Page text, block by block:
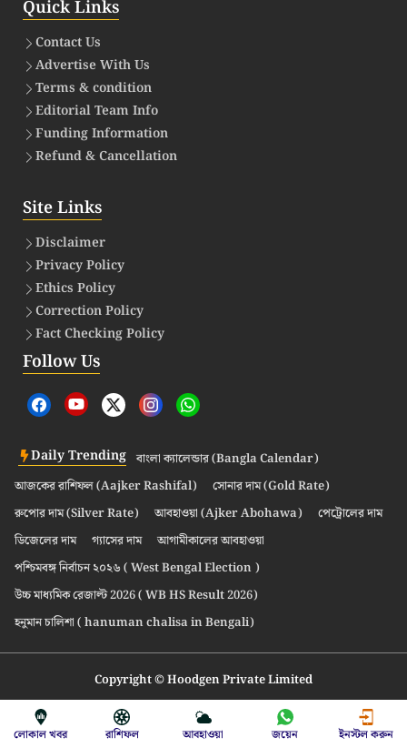
Quick Links
Contact Us
Advertise With Us
Terms & condition
Editorial Team Info
Funding Information
Refund & Cancellation
Site Links
Disclaimer
Privacy Policy
Ethics Policy
Correction Policy
Fact Checking Policy
Follow Us
Daily Trending বাংলা ক্যালেন্ডার (Bangla Calendar)
আজকের রাশিফল (Aajker Rashifal)
সোনার দাম (Gold Rate)
রুপোর দাম (Silver Rate)
আবহাওয়া (Ajker Abohawa)
পেট্রোলের দাম
ডিজেলের দাম
গ্যাসের দাম
আগামীকালের আবহাওয়া
পশ্চিমবঙ্গ নির্বাচন ২০২৬ ( West Bengal Election )
উচ্চ মাধ্যমিক রেজাল্ট 2026 ( WB HS Result 2026)
হনুমান চালিশা ( hanuman chalisa in Bengali)
Copyright © Hoodgen Private Limited
লোকাল খবর রাশিফল আবহাওয়া জয়েন ইনস্টল করুন